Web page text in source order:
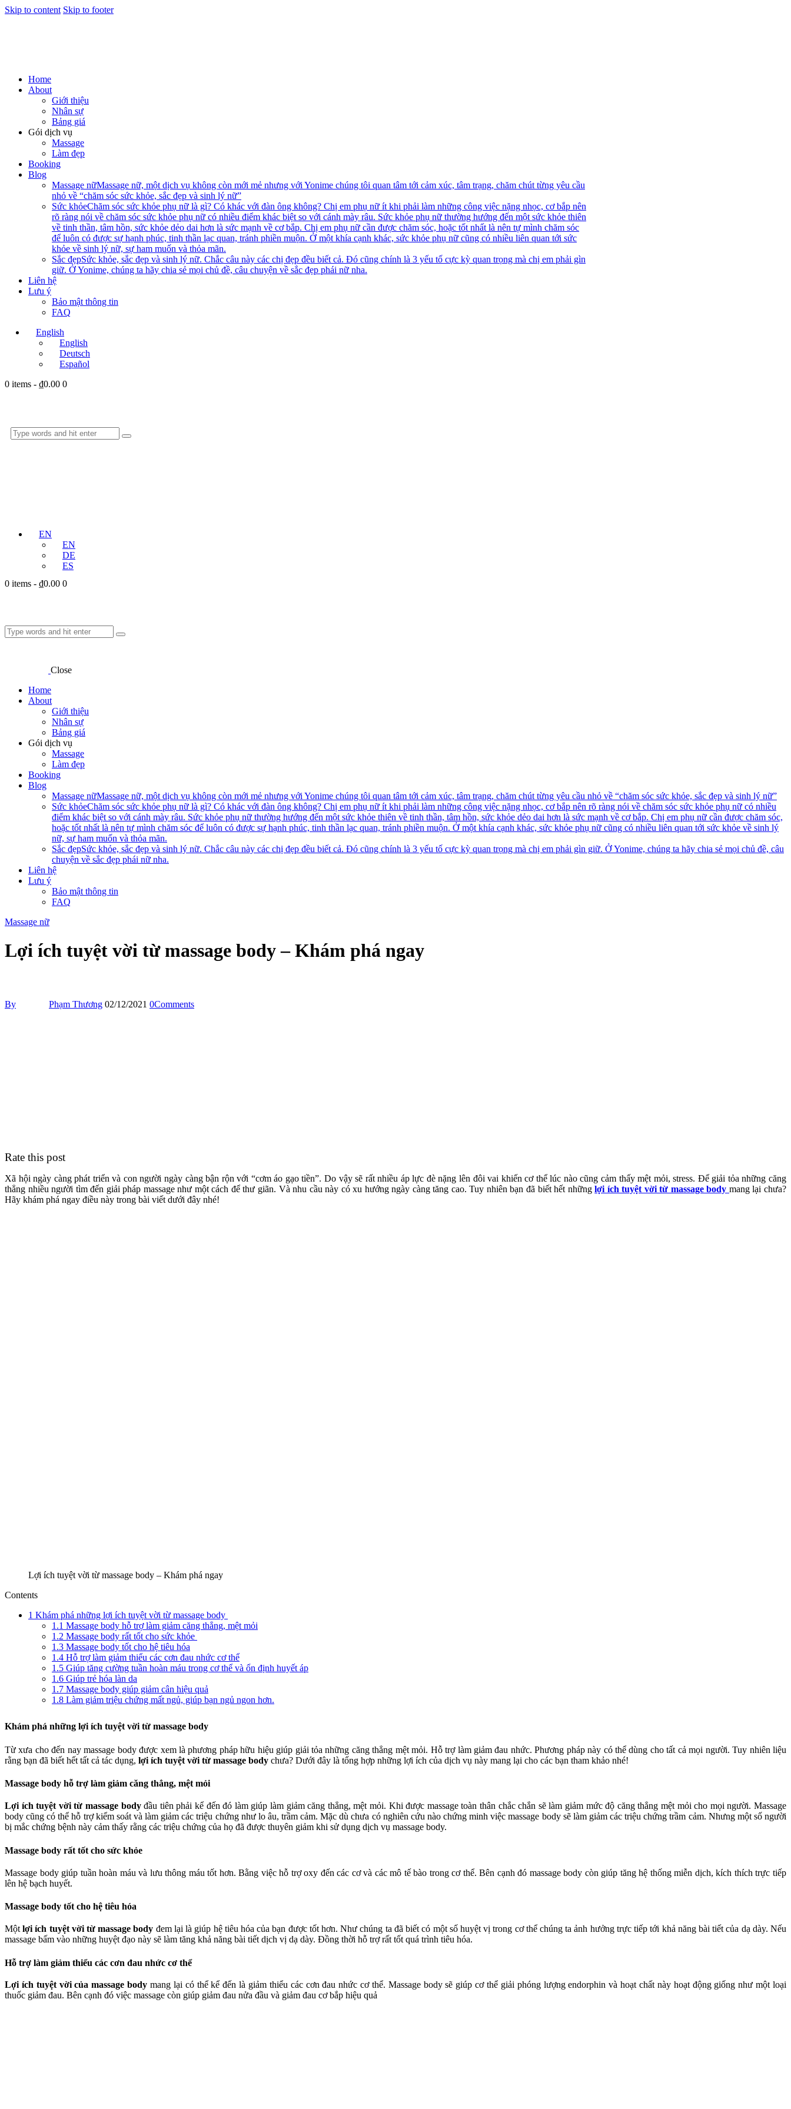
Skip to content Skip to footer
Home
About
Giới thiệu
Nhân sự
Bảng giá
Gói dịch vụ
Massage
Làm đẹp
Booking
Blog
Massage nữMassage nữ, một dịch vụ không còn mới mẻ nhưng với Yonime chúng tôi quan tâm tới cảm xúc, tâm trạng, chăm chút từng yêu cầu
nhỏ về “chăm sóc sức khỏe, sắc đẹp và sinh lý nữ”
Sức khỏeChăm sóc sức khỏe phụ nữ là gì? Có khác với đàn ông không? Chị em phụ nữ ít khi phải làm những công việc nặng nhọc, cơ bắp nên
rõ ràng nói về chăm sóc sức khỏe phụ nữ có nhiều điểm khác biệt so với cánh mày râu. Sức khỏe phụ nữ thường hướng đến một sức khỏe thiên
về tinh thần, tâm hồn, sức khỏe dẻo dai hơn là sức mạnh về cơ bắp. Chị em phụ nữ cần được chăm sóc, hoặc tốt nhất là nên tự mình chăm sóc
để luôn có được sự hạnh phúc, tinh thần lạc quan, tránh phiền muộn. Ở một khía cạnh khác, sức khỏe phụ nữ cũng có nhiều liên quan tới sức
khỏe về sinh lý nữ, sự ham muốn và thỏa mãn.
Sắc đẹpSức khỏe, sắc đẹp và sinh lý nữ. Chắc câu này các chị đẹp đều biết cả. Đó cũng chính là 3 yếu tố cực kỳ quan trọng mà chị em phải gìn
giữ. Ở Yonime, chúng ta hãy chia sẻ mọi chủ đề, câu chuyện về sắc đẹp phái nữ nha.
Liên hệ
Lưu ý
Bảo mật thông tin
FAQ
English
English
Deutsch
Español
0 items - ₫0.00 0
EN
EN
DE
ES
0 items - ₫0.00 0
Close
Home
About
Giới thiệu
Nhân sự
Bảng giá
Gói dịch vụ
Massage
Làm đẹp
Booking
Blog
Massage nữMassage nữ, một dịch vụ không còn mới mẻ nhưng với Yonime chúng tôi quan tâm tới cảm xúc, tâm trạng, chăm chút từng yêu cầu nhỏ về “chăm sóc sức khỏe, sắc đẹp và sinh lý nữ”
Sức khỏeChăm sóc sức khỏe phụ nữ là gì? Có khác với đàn ông không? Chị em phụ nữ ít khi phải làm những công việc nặng nhọc, cơ bắp nên rõ ràng nói về chăm sóc sức khỏe phụ nữ có nhiều
điểm khác biệt so với cánh mày râu. Sức khỏe phụ nữ thường hướng đến một sức khỏe thiên về tinh thần, tâm hồn, sức khỏe dẻo dai hơn là sức mạnh về cơ bắp. Chị em phụ nữ cần được chăm sóc,
hoặc tốt nhất là nên tự mình chăm sóc để luôn có được sự hạnh phúc, tinh thần lạc quan, tránh phiền muộn. Ở một khía cạnh khác, sức khỏe phụ nữ cũng có nhiều liên quan tới sức khỏe về sinh lý
nữ, sự ham muốn và thỏa mãn.
Sắc đẹpSức khỏe, sắc đẹp và sinh lý nữ. Chắc câu này các chị đẹp đều biết cả. Đó cũng chính là 3 yếu tố cực kỳ quan trọng mà chị em phải gìn giữ. Ở Yonime, chúng ta hãy chia sẻ mọi chủ đề, câu
chuyện về sắc đẹp phái nữ nha.
Liên hệ
Lưu ý
Bảo mật thông tin
FAQ
Massage nữ
Lợi ích tuyệt vời từ massage body – Khám phá ngay
By Phạm Thương 02/12/2021 0Comments
Rate this post
Xã hội ngày càng phát triển và con người ngày càng bận rộn với “cơm áo gạo tiền”. Do vậy sẽ rất nhiều áp lực đè nặng lên đôi vai khiến cơ thể lúc nào cũng cảm thấy mệt mỏi, stress. Để giải tỏa những căng
thẳng nhiều người tìm đến giải pháp massage như một cách để thư giãn. Và nhu cầu này có xu hướng ngày càng tăng cao. Tuy nhiên bạn đã biết hết nhữnglợi ích tuyệt vời từ massage body mang lại chưa?
Hãy khám phá ngay điều này trong bài viết dưới đây nhé!
Lợi ích tuyệt vời từ massage body – Khám phá ngay
Contents
1 Khám phá những lợi ích tuyệt vời từ massage body
1.1 Massage body hỗ trợ làm giảm căng thẳng, mệt mỏi
1.2 Massage body rất tốt cho sức khỏe
1.3 Massage body tốt cho hệ tiêu hóa
1.4 Hỗ trợ làm giảm thiểu các cơn đau nhức cơ thể
1.5 Giúp tăng cường tuần hoàn máu trong cơ thể và ổn định huyết áp
1.6 Giúp trẻ hóa làn da
1.7 Massage body giúp giảm cân hiệu quả
1.8 Làm giảm triệu chứng mất ngủ, giúp bạn ngủ ngon hơn.
Khám phá những lợi ích tuyệt vời từ massage body
Từ xưa cho đến nay massage body được xem là phương pháp hữu hiệu giúp giải tỏa những căng thẳng mệt mỏi. Hỗ trợ làm giảm đau nhức. Phương pháp này có thể dùng cho tất cả mọi người. Tuy nhiên liệu
rằng bạn đã biết hết tất cả tác dụng, lợi ích tuyệt vời từ massage body chưa? Dưới đây là tổng hợp những lợi ích của dịch vụ này mang lại cho các bạn tham khảo nhé!
Massage body hỗ trợ làm giảm căng thẳng, mệt mỏi
Lợi ích tuyệt vời từ massage bodyđầu tiên phải kể đến đó làm giúp làm giảm căng thẳng, mệt mỏi. Khi được massage toàn thân chắc chắn sẽ làm giảm mức độ căng thẳng mệt mỏi cho mọi người. Massage
body cũng có thể hỗ trợ kiểm soát và làm giảm các triệu chứng như lo âu, trầm cảm. Mặc dù chưa có nghiên cứu nào chứng minh việc massage body sẽ làm giảm các triệu chứng trầm cảm. Nhưng một số người
bị mắc chứng bệnh này cảm thấy rằng các triệu chứng của họ đã được thuyên giảm khi sử dụng dịch vụ massage body.
Massage body rất tốt cho sức khỏe
Massage body giúp tuần hoàn máu và lưu thông máu tốt hơn. Bằng việc hỗ trợ oxy đến các cơ và các mô tế bào trong cơ thể. Bên cạnh đó massage body còn giúp tăng hệ thống miễn dịch, kích thích trực tiếp
lên hệ bạch huyết.
Massage body tốt cho hệ tiêu hóa
Mộtlợi ích tuyệt vời từ massage body đem lại là giúp hệ tiêu hóa của bạn được tốt hơn.Như chúng ta đã biết có một số huyệt vị trong cơ thể chúng ta ảnh hưởng trực tiếp tới khả năng bài tiết của dạ dày. Nếu
massage bấm vào những huyệt đạo này sẽ làm tăng khả năng bài tiết dịch vị dạ dày. Đồng thời hỗ trợ rất tốt quá trình tiêu hóa.
Hỗ trợ làm giảm thiểu các cơn đau nhức cơ thể
Lợi ích tuyệt vời của massage body mang lại có thể kể đến là giảm thiểu các cơn đau nhức cơ thể. Massage body sẽ giúp cơ thể giải phóng lượng endorphin và hoạt chất này hoạt động giống như một loại
thuốc giảm đau. Bên cạnh đó việc massage còn giúp giảm đau nửa đầu và giảm đau cơ bắp hiệu quả